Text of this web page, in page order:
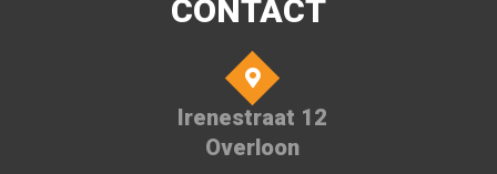
CONTACT
Irenestraat 12
Overloon